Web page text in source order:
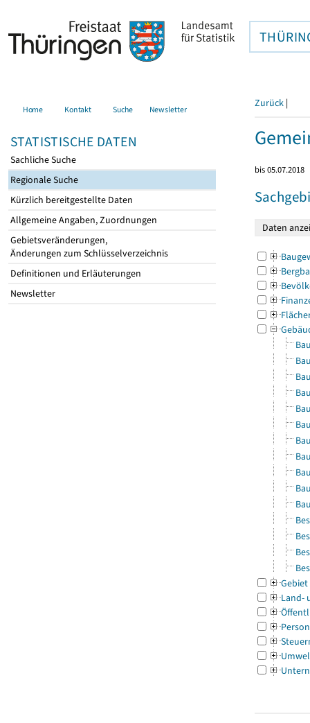
Home Kontakt Suche Newsletter
STATISTISCHE DATEN
Sachliche Suche
Regionale Suche
Kürzlich bereitgestellte Daten
Allgemeine Angaben, Zuordnungen
Gebietsveränderungen,
Änderungen zum Schlüsselverzeichnis
Definitionen und Erläuterungen
Newsletter
Zurück |
bis 05.07.2018
Gebiet
Land-